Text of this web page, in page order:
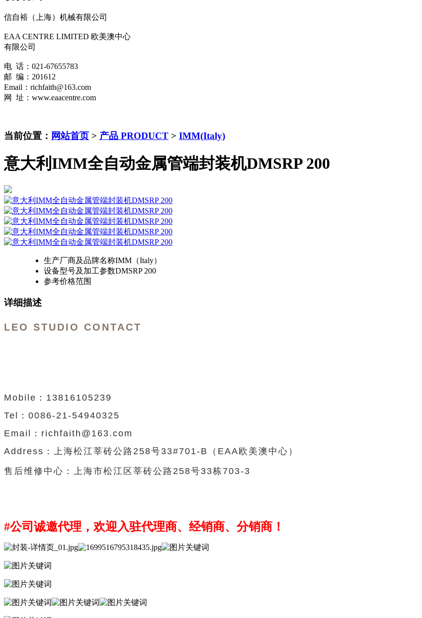
信自裕（上海）机械有限公司
EAA CENTRE LIMITED 欧美澳中心
有限公司
电 话：021-67655783
邮 编：201612
Email：richfaith@163.com
网 址：www.eaacentre.com
当前位置： 网站首页 > 产品 PRODUCT > IMM(Italy)
意大利IMM全自动金属管端封装机DMSRP 200
生产厂商及品牌名称IMM（Italy）
设备型号及加工参数DMSRP 200
参考价格范围
详细描述
LEO STUDIO CONTACT
Mobile：13816105239
Tel：0086-21-54940325
Email：richfaith@163.com
Address： 上海松江莘砖公路 258号33#701-B（EAA 欧美澳中心 ）
售后维修中心：上海市松江区莘砖公路258号33栋703-3
#公司诚邀代理，欢迎入驻代理商、经销商、分销商！